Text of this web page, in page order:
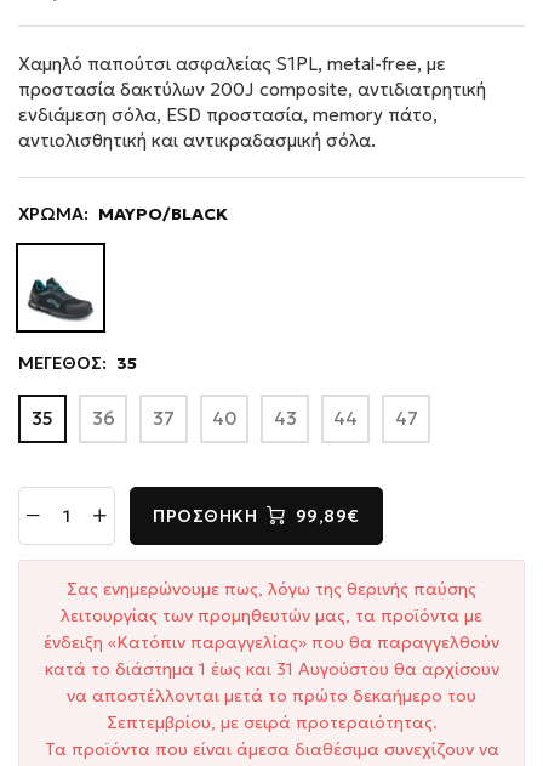
Χαμηλό παπούτσι ασφαλείας S1PL, metal-free, με
προστασία δακτύλων 200J composite, αντιδιατρητική
ενδιάμεση σόλα, ESD προστασία, memory πάτο,
αντιολισθητική και αντικραδασμική σόλα.
ΧΡΩΜΑ: ΜΑΥΡΟ/BLACK
ΜΕΓΕΘΟΣ: 35
35 36 37 40 43 44 47
ΠΡΟΣΘΉΚΗ 99,89€
Σας ενημερώνουμε πως, λόγω της θερινής παύσης
λειτουργίας των προμηθευτών μας, τα προϊόντα με
ένδειξη «Κατόπιν παραγγελίας» που θα παραγγελθούν
κατά το διάστημα 1 έως και 31 Αυγούστου θα αρχίσουν
να αποστέλλονται μετά το πρώτο δεκαήμερο του
Σεπτεμβρίου, με σειρά προτεραιότητας.
Τα προϊόντα που είναι άμεσα διαθέσιμα συνεχίζουν να